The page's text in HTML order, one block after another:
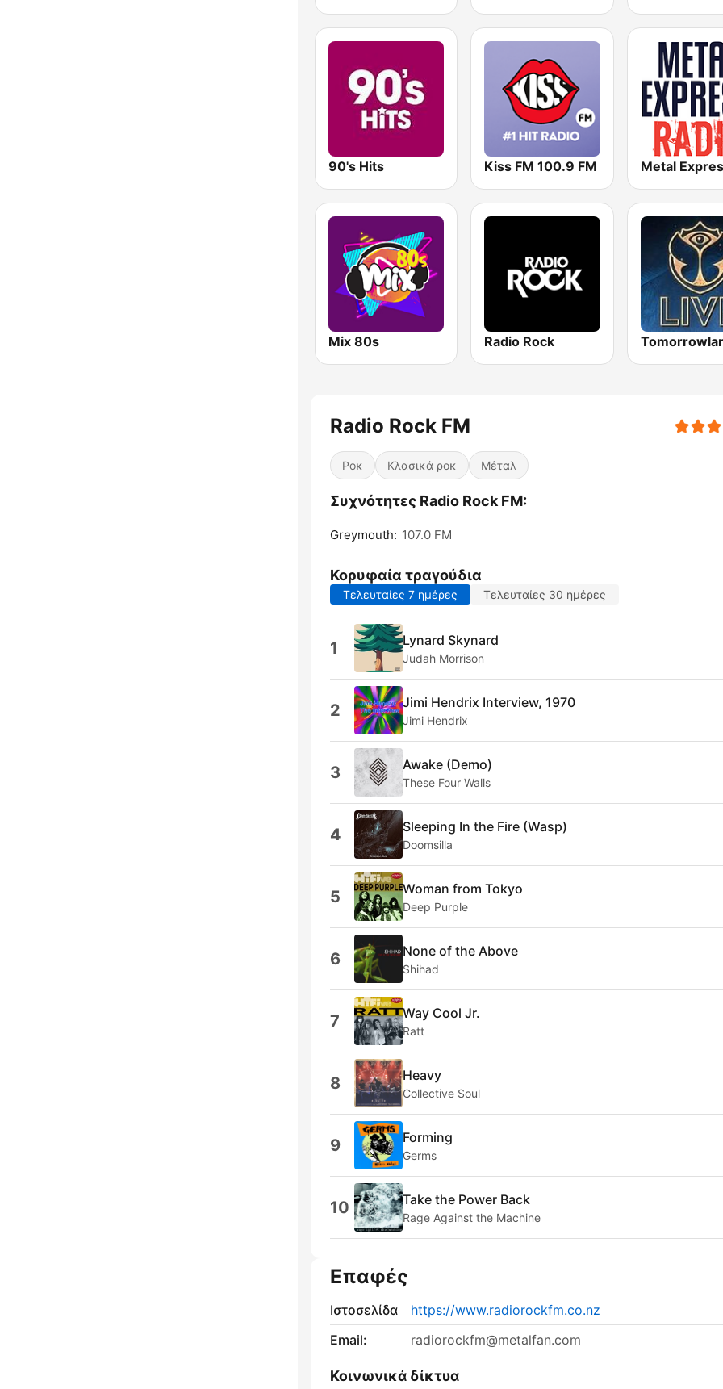
90's Hits Kiss FM 100.9 FM Metal
Mix 80s Radio Rock
Radio Rock FM
Ροκ Κλασικά ροκ Μέταλ
Συχνότητες Radio Rock FM:
Greymouth: 107.0 FM
Κορυφαία τραγούδια
Τελευταίες 7 ημέρες Τελευταίες 30 ημέρες
1 Lynard Skynard
Judah Morrison
2 Jimi Hendrix Interview, 1970
Jimi Hendrix
3 Awake (Demo)
These Four Walls
4 Sleeping In the Fire (Wasp)
Doomsilla
5 Woman from Tokyo
Deep Purple
6 None of the Above
Shihad
7 Way Cool Jr.
Ratt
8 Heavy
Collective Soul
9 Forming
Germs
10 Take the Power Back
Rage Against the Machine
Επαφές
Ιστοσελίδα
https://www.radiorockfm.co.nz
Email:
radiorockfm@metalfan.com
Κοινωνικά δίκτυα